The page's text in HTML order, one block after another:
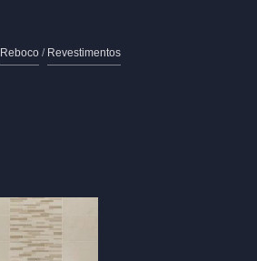
Reboco / Revestimentos